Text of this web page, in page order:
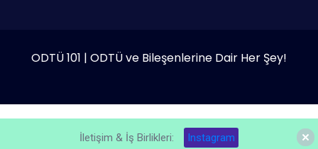
ODTÜ 101 | ODTÜ ve Bileşenlerine Dair Her Şey!
İletişim & İş Birlikleri: Instagram